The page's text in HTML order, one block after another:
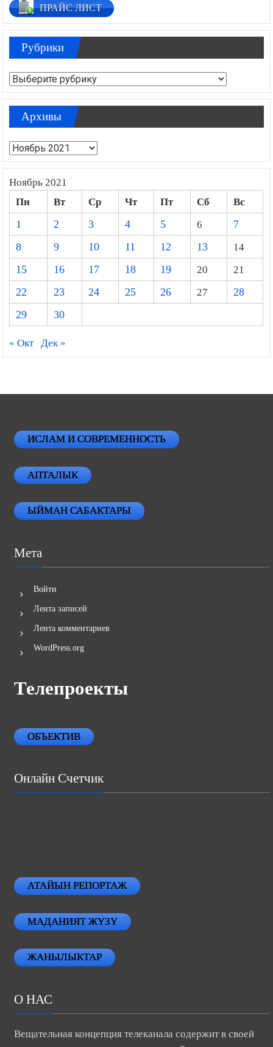
ПРАЙС ЛИСТ
Рубрики
Рубрики
Архивы
Архивы
Ноябрь 2021
Пн Вт Ср Чт Пт Сб
Вс
1
2 3 4 5 6
7
8
9 10 11 12 13
14
15
16 17 18 19 20
21
22
23 24 25 26 27
28
29
30
« Окт Дек »
ИСЛАМ И СОВРЕМЕННОСТЬ
АПТАЛЫК
ЫЙМАН САБАКТАРЫ
Мета
Войти
Лента записей
Лента комментариев
WordPress.org
Телепроекты
ОБЪЕКТИВ
Онлайн Счетчик
АТАЙЫН РЕПОРТАЖ
МАДАНИЯТ ЖҮЗҮ
ЖАНЫЛЫКТАР
О НАС
Вещательная концепция телеканала содержит в своей